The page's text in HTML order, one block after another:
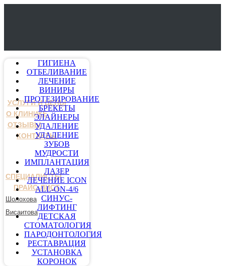
УСЛУГИ И ЦЕНЫ
О КЛИНИКЕ
ОТЗЫВЫ
КОНТАКТЫ
СПЕЦИАЛИСТЫ
ПРАЙС-ЛИСТ
Шолохова
Висаитова
ГИГИЕНА
ОТБЕЛИВАНИЕ
ЛЕЧЕНИЕ
ВИНИРЫ
ПРОТЕЗИРОВАНИЕ
БРЕКЕТЫ
ЭЛАЙНЕРЫ
УДАЛЕНИЕ
УДАЛЕНИЕ
ЗУБОВ
МУДРОСТИ
ИМПЛАНТАЦИЯ
ЛАЗЕР
ЛЕЧЕНИЕ ICON
ALL-ON-4/6
СИНУС-
ЛИФТИНГ
ДЕТСКАЯ
СТОМАТОЛОГИЯ
ПАРОДОНТОЛОГИЯ
РЕСТАВРАЦИЯ
УСТАНОВКА
КОРОНОК